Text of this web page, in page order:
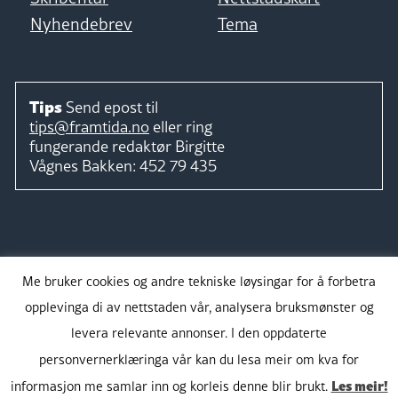
Nyhendebrev
Tema
Tips Send epost til
tips@framtida.no eller ring
fungerande redaktør Birgitte
Vågnes Bakken: 452 79 435
Takk for støtta:
Me bruker cookies og andre tekniske løysingar for å forbetra
opplevinga di av nettstaden vår, analysera bruksmønster og
levera relevante annonser. I den oppdaterte
personvernerklæringa vår kan du lesa meir om kva for
informasjon me samlar inn og korleis denne blir brukt. Les meir!